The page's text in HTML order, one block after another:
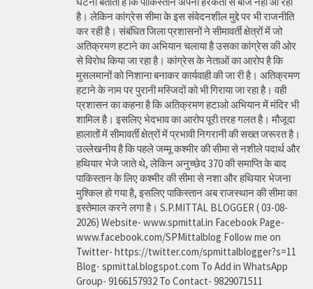
है। लेकिन कांग्रेस सीमा के इस संवेदनशील मुद्दे पर भी राजनीति
कर रही है। संबंधित जिला प्रशासनों ने सीमावर्ती क्षेत्रों में जो
अतिक्रमण हटाने का अभियान चलाया है उसका कांग्रेस की ओर
से विरोध किया जा रहा है। कांग्रेस के नेताओं का आरोप है कि
मुसलमानों को निशाना बनाकर कार्यवाही की जा री है। अतिक्रमण
हटाने के नाम पर पुरानी मस्जिदों को भी गिराया जा रहा है। वही
प्रशासन का कहना है कि अतिक्रमण हटाओ अभियान में मंदिर भी
शामिल है। इसलिए भेदभाव का आरोप पूरी तरह गलत है। मौजूदा
हालातों में सीमावर्ती क्षेत्रों में प्रभावी निगरानी की सख्त जरूरत है।
उल्लेखनीय है कि पहले जम्मू कश्मीर की सीमा से नशीले पदार्थ और
हथियार भेजे जाते थे, लेकिन अनुच्छेद 370 की समाप्ति के बाद
पाकिस्तान के लिए कश्मीर की सीमा से नशा और हथियार भेजना
मुश्किल हो गया है, इसलिए पाकिस्तान अब राजस्थान की सीमा का
इस्तेमाल करने लगा है। S.P.MITTAL BLOGGER ( 03-08-
2026) Website- www.spmittal.in Facebook Page-
www.facebook.com/SPMittalblog Follow me on
Twitter- https://twitter.com/spmittalblogger?s=11
Blog- spmittal.blogspot.com To Add in WhatsApp
Group- 9166157932 To Contact- 9829071511